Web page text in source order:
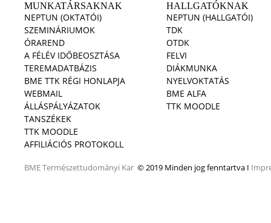
MUNKATÁRSAKNAK
NEPTUN (OKTATÓI)
SZEMINÁRIUMOK
ÓRAREND
A FÉLÉV IDŐBEOSZTÁSA
TEREMADATBÁZIS
BME TTK RÉGI HONLAPJA
WEBMAIL
ÁLLÁSPÁLYÁZATOK
TANSZÉKEK
TTK MOODLE
AFFILIÁCIÓS PROTOKOLL
BMETermészettudományi Kar © 2019 Minden jog fenntartva I
HALLGATÓKNAK
NEPTUN (HALLGATÓI)
TDK
OTDK
FELVI
DIÁKMUNKA
NYELVOKTATÁS
BME ALFA
TTK MOODLE